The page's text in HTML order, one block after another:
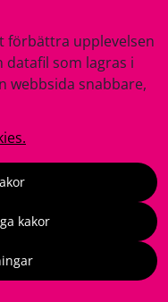
förbättra upplevelsen
datafil som lagras i
webbsida snabbare,
kakor